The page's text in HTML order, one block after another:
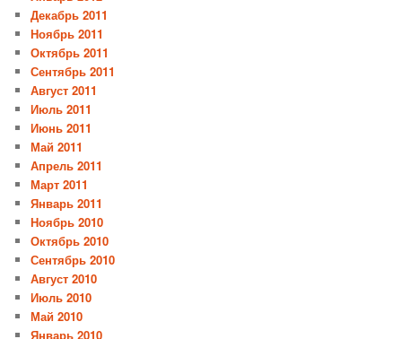
Декабрь 2011
Ноябрь 2011
Октябрь 2011
Сентябрь 2011
Август 2011
Июль 2011
Июнь 2011
Май 2011
Апрель 2011
Март 2011
Январь 2011
Ноябрь 2010
Октябрь 2010
Сентябрь 2010
Август 2010
Июль 2010
Май 2010
Январь 2010